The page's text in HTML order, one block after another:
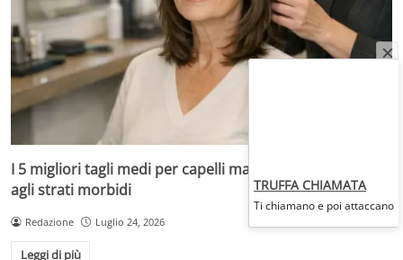
I 5 migliori tagli medi per capelli maturi, dal bob mosso
agli strati morbidi
Redazione Luglio 24, 2026
Leggi di più
TRUFFA CHIAMATA
Ti chiamano e poi attaccano